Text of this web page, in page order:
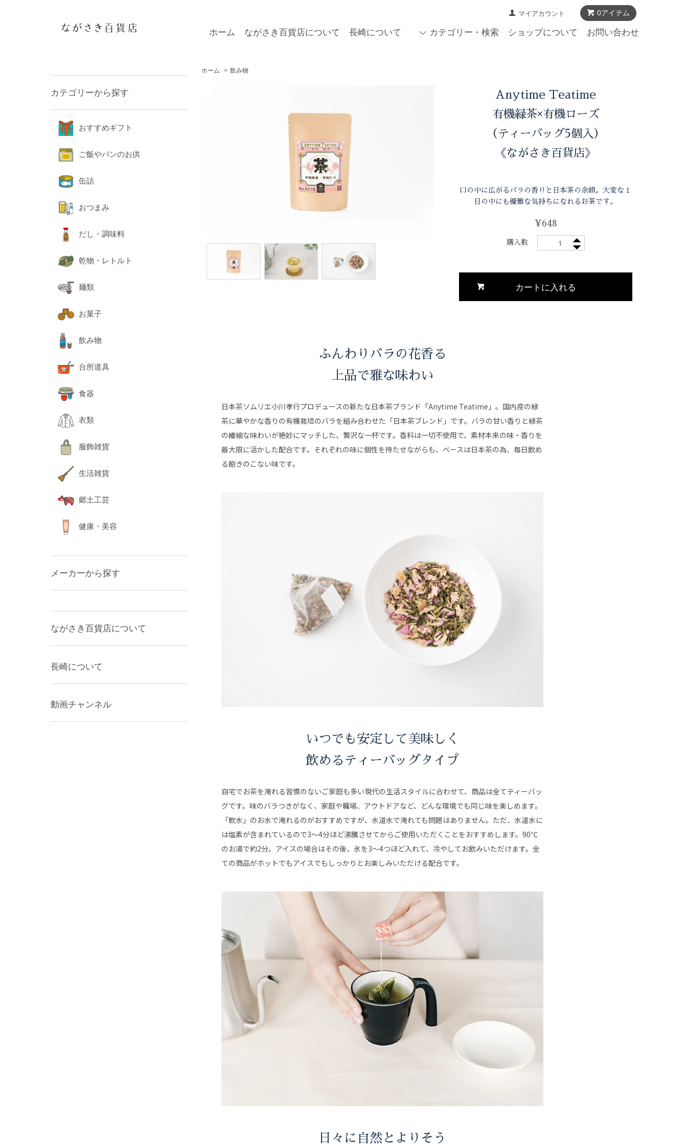
0アイテム
マイアカウント
ホーム ながさき百貨店について 長崎について カテゴリー・検索 ショップについて お問い合わせ
ホーム > 飲み物
Anytime Teatime
有機緑茶×有機ローズ
（ティーバッグ5個入）
《ながさき百貨店》
口の中に広がるバラの香りと日本茶の余韻。大変な１
日の中にも優雅な気持ちになれるお茶です。
¥648
購入数
ふんわりバラの花香る
上品で雅な味わい
日本茶ソムリエ小川孝行プロデュースの新たな日本茶ブランド「Anytime Teatime」。国内産の緑
茶に華やかな香りの有機栽培のバラを組み合わせた「日本茶ブレンド」です。バラの甘い香りと緑茶
の繊細な味わいが絶妙にマッチした、贅沢な一杯です。香料は一切不使用で、素材本来の味・香りを
最大限に活かした配合です。それぞれの味に個性を持たせながらも、ベースは日本茶の為、毎日飲め
る飽きのこない味です。
いつでも安定して美味しく
飲めるティーバッグタイプ
自宅でお茶を淹れる習慣のないご家庭も多い現代の生活スタイルに合わせて、商品は全てティーバッ
グです。味のバラつきがなく、家庭や職場、アウトドアなど、どんな環境でも同じ味を楽しめます。
「軟水」のお水で淹れるのがおすすめですが、水道水で淹れても問題はありません。ただ、水道水に
は塩素が含まれているので3〜4分ほど沸騰させてからご使用いただくことをおすすめします。90℃
のお湯で約2分。アイスの場合はその後、氷を3〜4つほど入れて、冷やしてお飲みいただけます。全
ての商品がホットでもアイスでもしっかりとお楽しみいただける配合です。
日々に自然とよりそう
カテゴリーから探す
おすすめギフト
ご飯やパンのお供
缶詰
おつまみ
だし・調味料
乾物・レトルト
麺類
お菓子
飲み物
台所道具
食器
衣類
服飾雑貨
生活雑貨
郷土工芸
健康・美容
メーカーから探す
ながさき百貨店について
長崎について
動画チャンネル